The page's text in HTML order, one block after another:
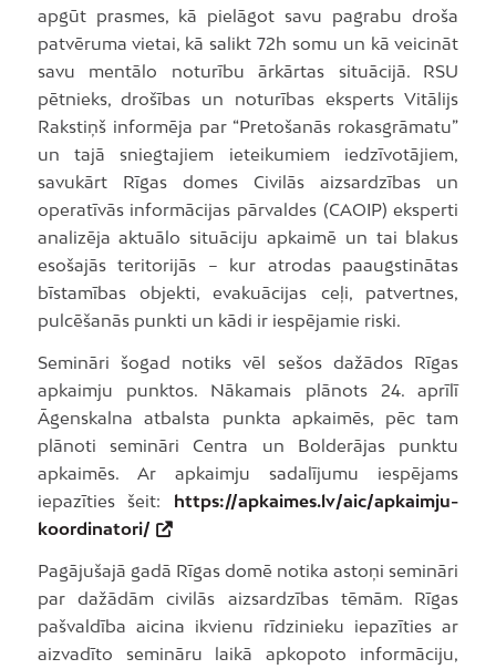
apgūt prasmes, kā pielāgot savu pagrabu droša
patvēruma vietai, kā salikt 72h somu un kā veicināt
savu mentālo noturību ārkārtas situācijā. RSU
pētnieks, drošības un noturības eksperts Vitālijs
Rakstiņš informēja par “Pretošanās rokasgrāmatu”
un tajā sniegtajiem ieteikumiem iedzīvotājiem,
savukārt Rīgas domes Civilās aizsardzības un
operatīvās informācijas pārvaldes (CAOIP) eksperti
analizēja aktuālo situāciju apkaimē un tai blakus
esošajās teritorijās – kur atrodas paaugstinātas
bīstamības objekti, evakuācijas ceļi, patvertnes,
pulcēšanās punkti un kādi ir iespējamie riski.
Semināri šogad notiks vēl sešos dažādos Rīgas
apkaimju punktos. Nākamais plānots 24. aprīlī
Āgenskalna atbalsta punkta apkaimēs, pēc tam
plānoti semināri Centra un Bolderājas punktu
apkaimēs. Ar apkaimju sadalījumu iespējams
iepazīties šeit: https://apkaimes.lv/aic/apkaimju-
koordinatori/
Pagājušajā gadā Rīgas domē notika astoņi semināri
par dažādām civilās aizsardzības tēmām. Rīgas
pašvaldība aicina ikvienu rīdzinieku iepazīties ar
aizvadīto semināru laikā apkopoto informāciju,